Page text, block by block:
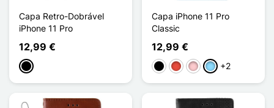
Capa Retro-Dobrável
iPhone 11 Pro
12,99 €
Preto
Capa iPhone 11 Pro
Classic
12,99 €
PretoVermelho
RosaAzul Claro
+2